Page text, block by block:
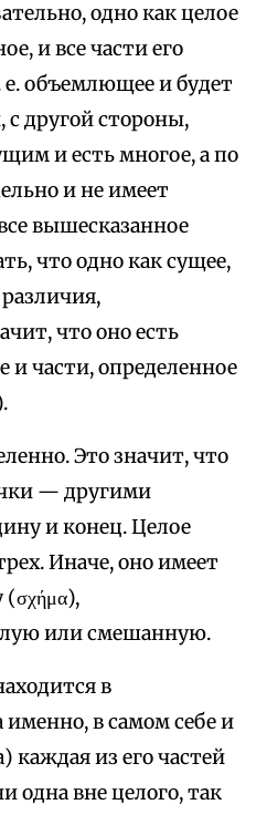
одно как целое
и все части его
объемлющее и будет
с другой стороны,
и есть многое, а по
и не имеет
вышесказанное
что одно как сущее,
что оно есть
и части, определенное
Это значит, что
— другими
и конец. Целое
Иначе, оно имеет
или смешанную.
в
именно, в самом себе и
каждая из его частей
одна вне целого, так